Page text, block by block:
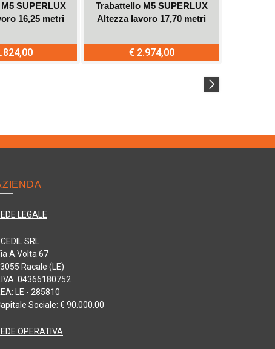
SUPERLUX
16,25 metri
Trabattello M5 SUPERLUX
Altezza lavoro 17,70 metri
€ 2.974,00
LEGALE
SRL
A.Volta 67
Racale (LE)
04366180752
LE - 285810
Sociale: € 90.000.00
OPERATIVA